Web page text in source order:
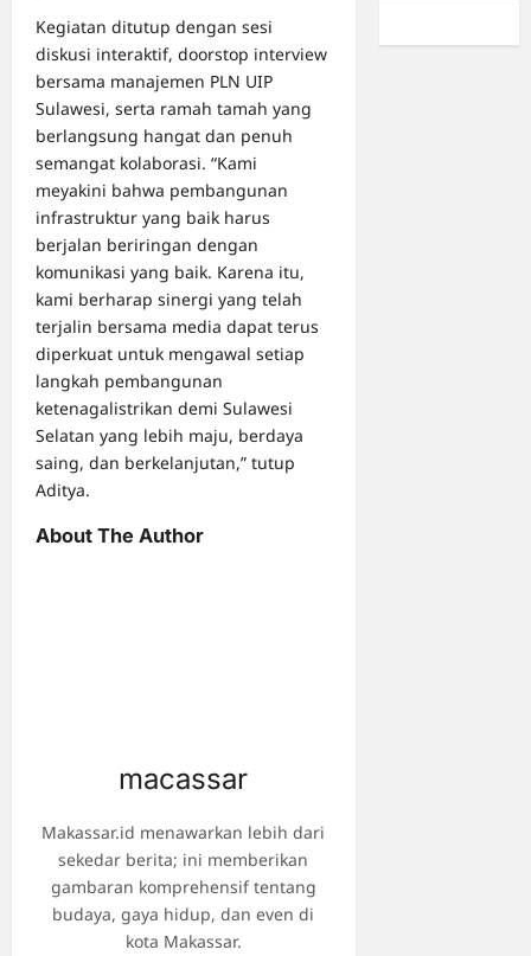
Kegiatan ditutup dengan sesi
diskusi interaktif, doorstop interview
bersama manajemen PLN UIP
Sulawesi, serta ramah tamah yang
berlangsung hangat dan penuh
semangat kolaborasi. “Kami
meyakini bahwa pembangunan
infrastruktur yang baik harus
berjalan beriringan dengan
komunikasi yang baik. Karena itu,
kami berharap sinergi yang telah
terjalin bersama media dapat terus
diperkuat untuk mengawal setiap
langkah pembangunan
ketenagalistrikan demi Sulawesi
Selatan yang lebih maju, berdaya
saing, dan berkelanjutan,” tutup
Aditya.
About The Author
macassar
Makassar.id menawarkan lebih dari
sekedar berita; ini memberikan
gambaran komprehensif tentang
budaya, gaya hidup, dan even di
kota Makassar.